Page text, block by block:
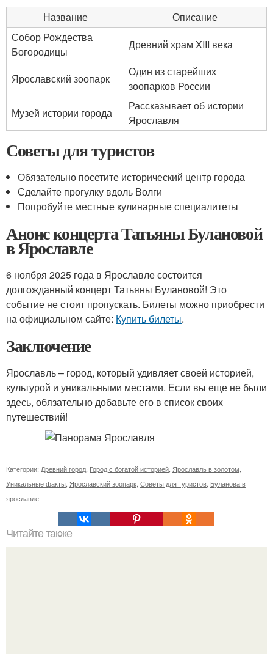
Название
Описание
Собор Рождества
Богородицы
Древний храм XIII века
Ярославский зоопарк
Один из старейших
зоопарков России
Музей истории города
Рассказывает об истории
Ярославля
Советы для туристов
Обязательно посетите исторический центр города
Сделайте прогулку вдоль Волги
Попробуйте местные кулинарные специалитеты
Анонс концерта Татьяны Булановой
в Ярославле
6 ноября 2025 года в Ярославле состоится
долгожданный концерт Татьяны Булановой! Это
событие не стоит пропускать. Билеты можно приобрести
на официальном сайте: Купить билеты.
Заключение
Ярославль – город, который удивляет своей историей,
культурой и уникальными местами. Если вы еще не были
здесь, обязательно добавьте его в список своих
путешествий!
Категории: Древний город Город с богатой историей Ярославль в золотом
Уникальные факты Ярославский зоопарк Советы для туристов Буланова в
ярославле
Читайте также